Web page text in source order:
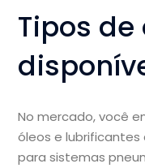
Tipos de
No mercado, você
óleos e
para sistemas